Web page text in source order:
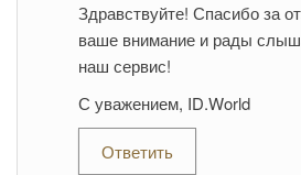
Здравствуйте! Спасибо за
ваше внимание и рады
наш сервис!
С уважением, ID.World
Ответить